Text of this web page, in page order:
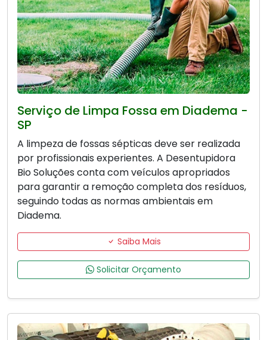
Serviço de Limpa Fossa em Diadema -
SP
A limpeza de fossas sépticas deve ser realizada
por profissionais experientes. A Desentupidora
Bio Soluções conta com veículos apropriados
para garantir a remoção completa dos resíduos,
seguindo todas as normas ambientais em
Diadema.
Saiba Mais
Solicitar Orçamento